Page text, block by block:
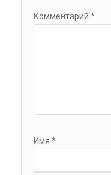
Комментарий *
Имя *